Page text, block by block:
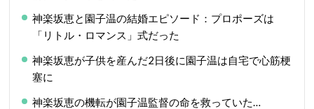
神楽坂恵と園子温の結婚エピソード：プロポーズは
「リトル・ロマンス」式だった
神楽坂恵が子供を産んだ2日後に園子温は自宅で心筋梗
塞に
神楽坂恵の機転が園子温監督の命を救っていた…